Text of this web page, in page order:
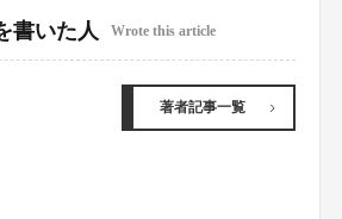
書いた人 Wrote this article
著者記事一覧